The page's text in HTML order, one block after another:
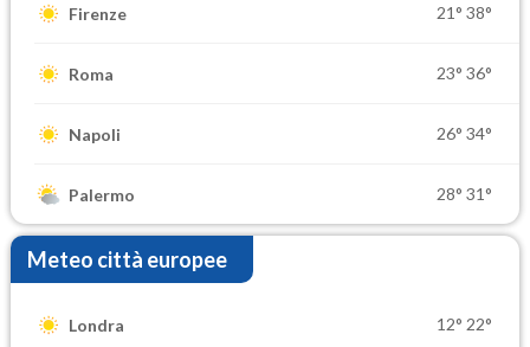
Firenze 21° 38°
Roma 23° 36°
Napoli 26° 34°
Palermo 28° 31°
Meteo città europee
Londra 12° 22°